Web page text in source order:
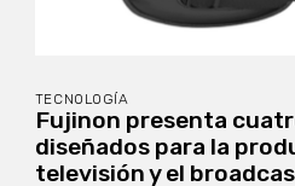
TECNOLOGÍA
Fujinon presenta
diseñados para la
televisión y el